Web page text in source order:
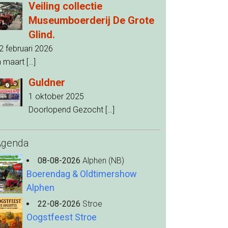
Veiling collectie
Museumboerderij De Grote
Glind.
februari 2026
maart […]
Guldner
1 oktober 2025
Doorlopend Gezocht […]
08-08-2026 Alphen (NB)
Boerendag & Oldtimershow
Alphen
22-08-2026 Stroe
Oogstfeest Stroe